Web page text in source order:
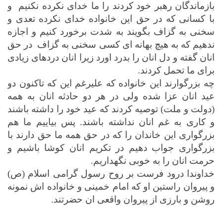
بازماندگان رهبر خود کردند را ما خدای نکرده نکنیم
و
با کسانی که در حق این خانواده خدای نکرده تعدی و
سخنی به گزاف بگویند به شدت برخورد کنیم و اجازه
ندهیم که به هیچ بهانه ای کسی سخنی به گزاف در حق
انان گفته و دل انان را بدرد اورد زیرا انان دردهای زیادی
برای ما تحمل کردند.
چه بزرگوارند این خانواده که علیرغم این که تاکنون دو
عید انان عزا شده ولی در هر دو حادثه انان به همه
(دولت و ملت) توصیه کردند که عید خود را داشته باشند
و کاری به غم انان نداشته باشند. پس بیاییم ما هم
بزرگواری این خاندان را که در حق همه ما حق دارند با
بزرگواری جواب دهیم در تکریم انان کوشا باشیم و
حرمت انان را به خوبی نگهداریم.
خداوندا درود فرست بر روح رسول گرامی اسلام (ص)
و پیروان راستین او که امام خمینی و خانواده اش نمونه
روشن و بارزی از پیروان واقعی ان حضرتند.